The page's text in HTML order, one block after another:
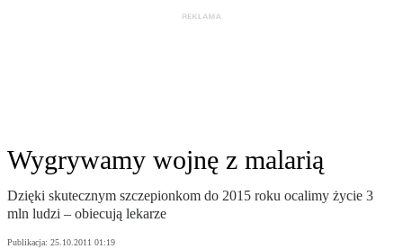
Wygrywamy wojnę z malarią
Dzięki skutecznym szczepionkom do 2015 roku ocalimy życie 3
mln ludzi – obiecują lekarze
Publikacja: 25.10.2011 01:19